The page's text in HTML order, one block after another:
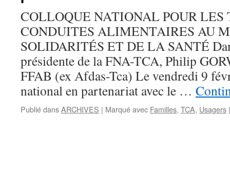
COLLOQUE NATIONAL POUR LES
CONDUITES ALIMENTAIRES AU
SOLIDARITÉS ET DE LA SANTÉ
présidente de la FNA-TCA, Philip
FFAB (ex Afdas-Tca) Le vendredi 9
national en partenariat avec le …
Publié dansARCHIVES | Marqué avec Familles, TCA, Usagers |